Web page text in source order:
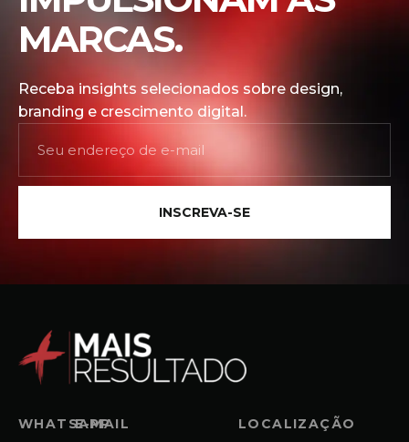
MARCAS.
Receba insights selecionados sobre design,
branding e crescimento digital.
INSCREVA-SE
WHATSAPP
E-MAIL LOCALIZAÇÃO